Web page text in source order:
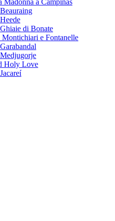
di Bonate
e Fontanelle
Holy Love